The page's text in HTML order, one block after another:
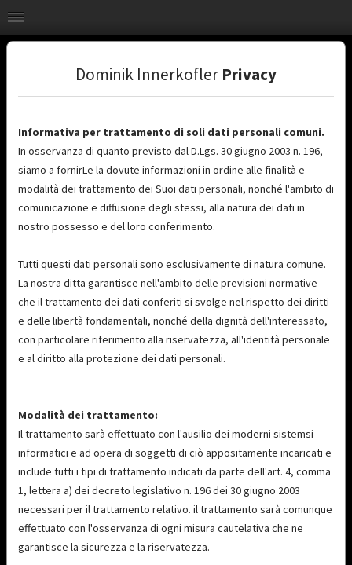
Dominik Innerkofler Privacy
Informativa per trattamento di soli dati personali comuni.
In osservanza di quanto previsto dal D.Lgs. 30 giugno 2003 n. 196,
siamo a fornirLe la dovute informazioni in ordine alle finalità e
modalità dei trattamento dei Suoi dati personali, nonché l'ambito di
comunicazione e diffusione degli stessi, alla natura dei dati in
nostro possesso e del loro conferimento.
Tutti questi dati personali sono esclusivamente di natura comune.
La nostra ditta garantisce nell'ambito delle previsioni normative
che il trattamento dei dati conferiti si svolge nel rispetto dei diritti
e delle libertà fondamentali, nonché della dignità dell'interessato,
con particolare riferimento alla riservatezza, all'identità personale
e al diritto alla protezione dei dati personali.
Modalità dei trattamento:
Il trattamento sarà effettuato con l'ausilio dei moderni sistemsi
informatici e ad opera di soggetti di ciò appositamente incaricati e
include tutti i tipi di trattamento indicati da parte dell'art. 4, comma
1, lettera a) dei decreto legislativo n. 196 dei 30 giugno 2003
necessari per il trattamento relativo. il trattamento sarà comunque
effettuato con l'osservanza di ogni misura cautelativa che ne
garantisce la sicurezza e la riservatezza.